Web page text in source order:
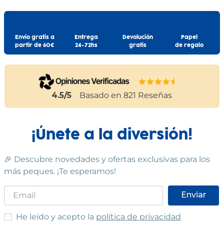
Envío gratis a
partir de 60€
Entrega
24-72hs
Devolución
gratis
Papel
de regalo
4.5/5 Basado en 821 Reseñas
¡Únete a la diversión!
🎉 Descubre novedades y ofertas exclusivas para los
más peques. ¡Te esperamos!
Enviar
He leído y acepto las condiciones
He leído y acepto la política de privacidad